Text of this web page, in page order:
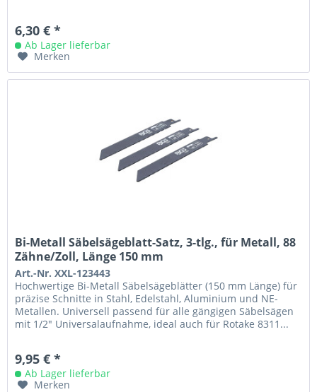
6,30 € *
Ab Lager lieferbar
Merken
Bi-Metall Säbelsägeblatt-Satz, 3-tlg., für Metall, 88
Zähne/Zoll, Länge 150 mm
Art.-Nr. XXL-123443
Hochwertige Bi-Metall Säbelsägeblätter (150 mm Länge) für
präzise Schnitte in Stahl, Edelstahl, Aluminium und NE-
Metallen. Universell passend für alle gängigen Säbelsägen
mit 1/2" Universalaufnahme, ideal auch für Rotake 8311...
9,95 € *
Ab Lager lieferbar
Merken